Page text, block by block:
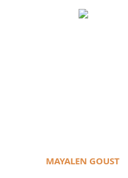
MAYALEN GOUST